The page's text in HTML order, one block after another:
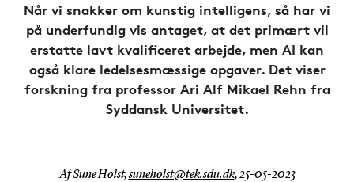
Når vi snakker om kunstig intelligens, så har vi
på underfundig vis antaget, at det primært vil
erstatte lavt kvalificeret arbejde, men AI kan
også klare ledelsesmæssige opgaver. Det viser
forskning fra professor Ari Alf Mikael Rehn fra
Syddansk Universitet.
Af Sune Holst,suneholst@tek.sdu.dk,25-05-2023